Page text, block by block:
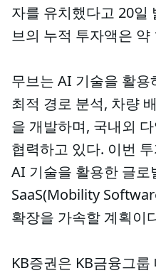
자를 유치했다고 20일
브의 누적 투자액은
무브는 AI 기술을 활
최적 경로 분석, 차량
을 개발하며, 국내외
협력하고 있다. 이번
AI 기술을 활용한 글로
SaaS(Mobility
확장을 가속할 계획이
KB증권은 KB금융그